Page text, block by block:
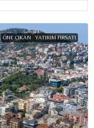
ÖNE ÇIKAN YATIRIM FIRSATI